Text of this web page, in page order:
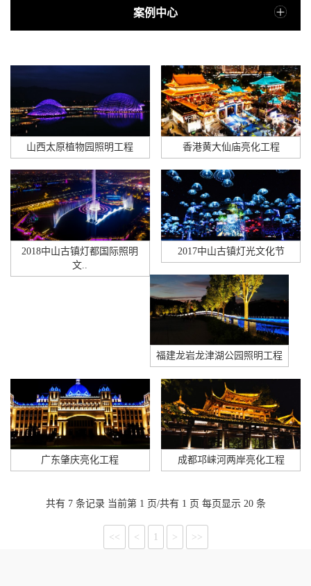
案例中心
山西太原植物园照明工程 香港黄大仙庙亮化工程
2018中山古镇灯都国际照明
文..
2017中山古镇灯光文化节
福建龙岩龙津湖公园照明工程
成都邛崃河两岸亮化工程
广东肇庆亮化工程
共有 7 条记录 当前第 1 页/共有 1 页 每页显示 20 条
<< < 1 > >>